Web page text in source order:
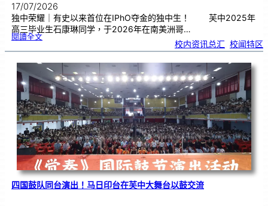
17/07/2026
独中荣耀｜有史以来首位在IPhO夺金的独中生！ 芙中2025年
高三毕业生石康琳同学，于2026年在南美洲哥…
閱讀全文:芙
获
际
物
理
赛
金
牌
！
校内资讯总汇 校闻特区
四国鼓队同台演出！马日印台在芙中大舞台以鼓交流